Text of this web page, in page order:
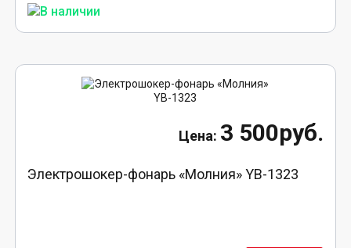
3 500руб.
Электрошокер-фонарь «Молния» YB-1323